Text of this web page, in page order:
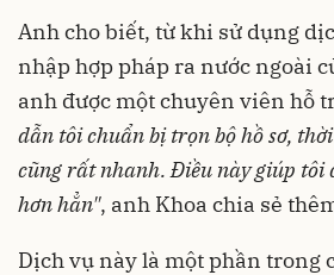
Anh cho biết, từ khi sử dụng
nhập hợp pháp ra nước ngoài
anh được một chuyên viên hỗ
dẫn tôi chuẩn bị trọn bộ hồ sơ,
cũng rất nhanh. Điều này giúp tôi
hơn hẳn", anh Khoa chia sẻ
Dịch vụ này là một phần trong